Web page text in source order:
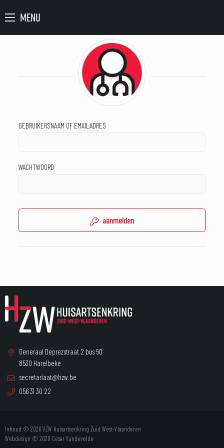
MENU
GEBRUIKERSNAAM OF EMAILADRES
WACHTWOORD
aanmelden
Generaal Deprezstraat 2 bus 50
8530 Harelbeke
secretariaat@hzw.be
056 31 30 22
Inhoud © 2026 VZW Huisartsenkring Zuid West-Vlaanderen
Webdesign © 2020 Cesar Vandevelde